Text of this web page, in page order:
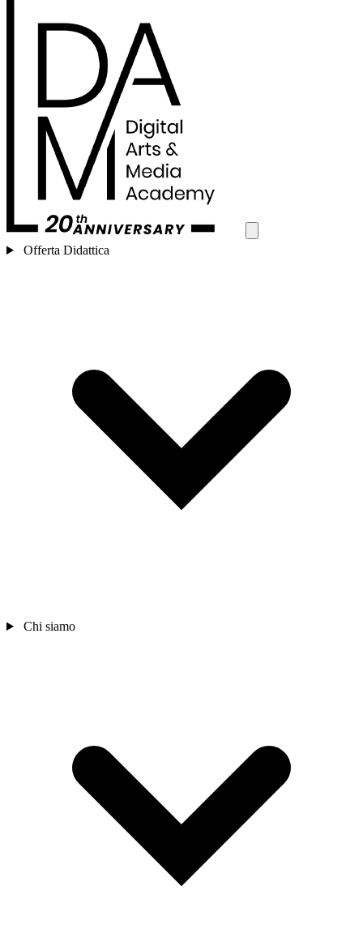
Offerta Didattica
Chi siamo